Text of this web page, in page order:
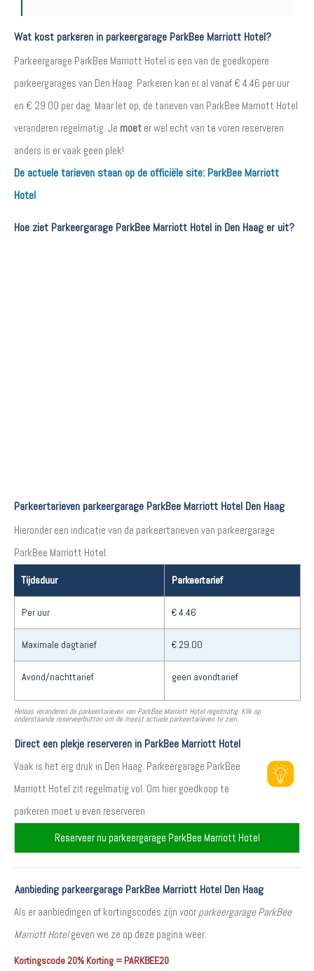
Wat kost parkeren in parkeergarage ParkBee Marriott Hotel?
Parkeergarage ParkBee Marriott Hotel is een van de goedkopere
parkeergarages van Den Haag. Parkeren kan er al vanaf € 4.46 per uur
en € 29.00 per dag. Maar let op, de tarieven van ParkBee Marriott Hotel
veranderen regelmatig. Je moet er wel echt van te voren reserveren
anders is er vaak geen plek!
De actuele tarieven staan op de officiële site: ParkBee Marriott
Hotel
Hoe ziet Parkeergarage ParkBee Marriott Hotel in Den Haag er uit?
Parkeertarieven parkeergarage ParkBee Marriott Hotel Den Haag
Hieronder een indicatie van de parkeertarieven van parkeergarage
ParkBee Marriott Hotel.
Tijdsduur Parkeertarief
Per uur € 4.46
Maximale dagtarief € 29.00
Avond/nachttarief geen avondtarief
Helaas veranderen de parkeertarieven van ParkBee Marriott Hotel regelmatig. Klik op
onderstaande reserveerbutton om de meest actuele parkeertarieven te zien.
Direct een plekje reserveren in ParkBee Marriott Hotel
Vaak is het erg druk in Den Haag. Parkeergarage ParkBee
Marriott Hotel zit regelmatig vol. Om hier goedkoop te
parkeren moet u even reserveren
Reserveer nu parkeergarage ParkBee Marriott Hotel
Aanbieding parkeergarage ParkBee Marriott Hotel Den Haag
Als er aanbiedingen of kortingscodes zijn voor parkeergarage ParkBee
Marriott Hotelgeven we ze op deze pagina weer.
Kortingscode 20% Korting = PARKBEE20